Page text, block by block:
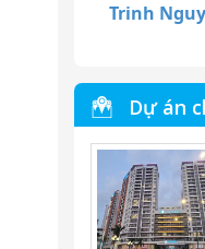
Trinh
Dự án